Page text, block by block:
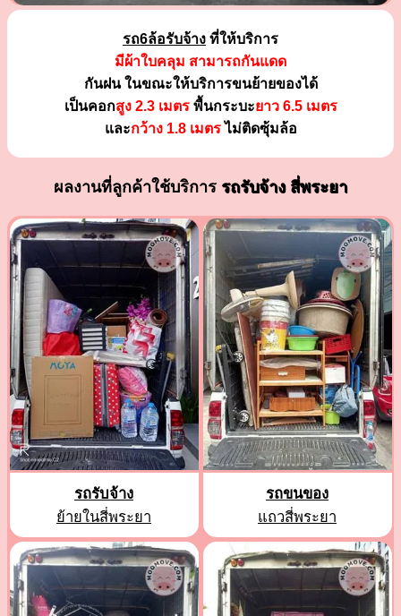
รถ6ล้อรับจ้าง ที่ให้บริการ
มีผ้าใบคลุม สามารถกันแดด
กันฝน ในขณะให้บริการขนย้ายของได้
เป็นคอกสูง 2.3 เมตรพื้นกระบะยาว 6.5 เมตร
และกว้าง 1.8 เมตรไม่ติดซุ้มล้อ
ผลงานที่ลูกค้าใช้บริการ รถรับจ้าง สี่พระยา
รถรับจ้าง
ย้ายในสี่พระยา
รถขนของ
แถวสี่พระยา